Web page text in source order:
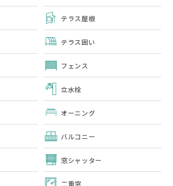
テラス屋根
テラス囲い
フェンス
立水栓
オーニング
バルコニー
窓シャッター
二重窓